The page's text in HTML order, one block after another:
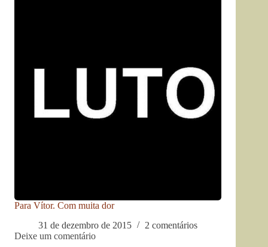
Para Vítor. Com muita dor
31 de dezembro de 2015
2 comentários
Deixe um comentário